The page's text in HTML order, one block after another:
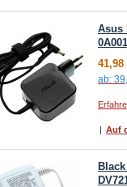
Asus
41,98
ab:
| Auf